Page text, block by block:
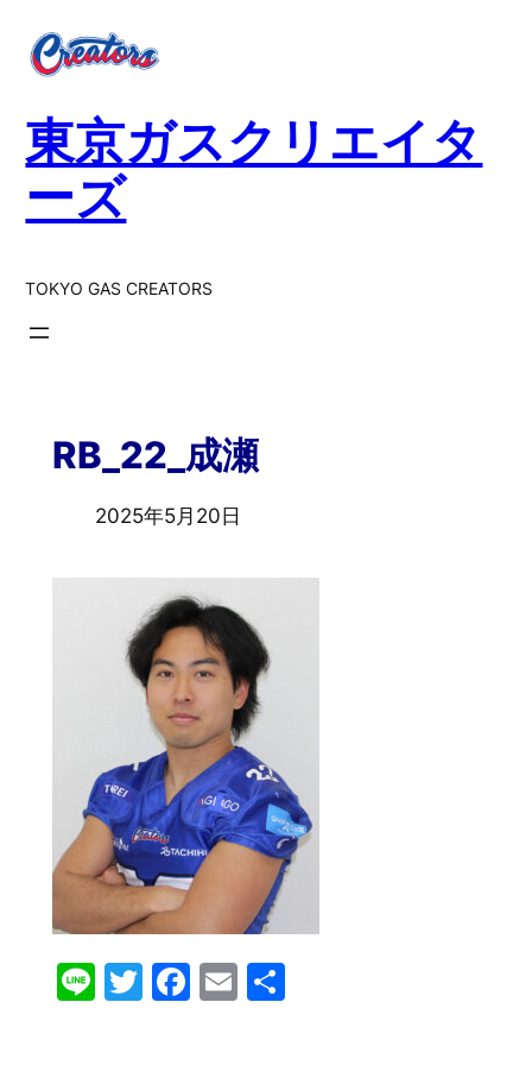
東京ガスクリエイタ
ーズ
TOKYO GAS CREATORS
RB_22_成瀬
2025年5月20日
LineTwitter
Facebook
Email
共